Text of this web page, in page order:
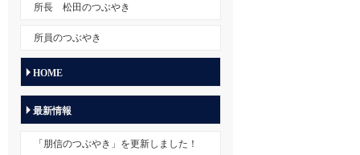
所長 松田のつぶやき
所員のつぶやき
HOME
最新情報
「朋信のつぶやき」を更新しました！